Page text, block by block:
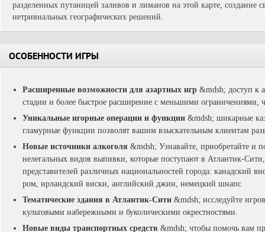
разделенных путаницей заливов и лиманов на этой карте, создание
нетривиальных географических решений.
ОСОБЕННОСТИ ИГРЫ
Расширенные возможности для азартных игр &mdsh; доступ к
стадии и более быстрое расширение с меньшими ограничениями,
Уникальные игорные операции и функции &mdsh; шикарные
гламурные функции позволят вашим взыскательным клиентам
Новые источники алкоголя &mdsh; Узнавайте, приобретайте и
нелегальных видов выпивки, которые поступают в Атлантик-
представителей различных национальностей города: канадский
ром, ирландский виски, английский джин, немецкий шнапс
Тематические здания в Атлантик-Сити &mdsh; исследуйте
культовыми набережными и буколическими окрестностями.
Новые виды транспортных средств &mdsh; чтобы помочь вам